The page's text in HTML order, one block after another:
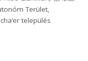
Terület,
település